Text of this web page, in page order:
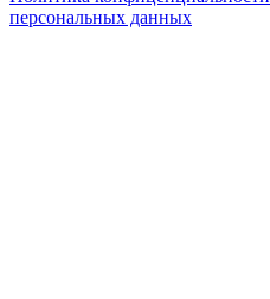
персональных данных